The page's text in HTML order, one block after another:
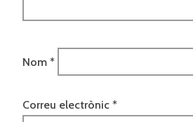
Nom *
Correu electrònic *